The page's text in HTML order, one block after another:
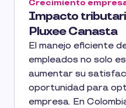
Impacto
Pluxee Canasta
Crecimiento
El manejo eficiente
empleados no solo
aumentar su
oportunidad para
empresa. En